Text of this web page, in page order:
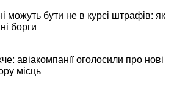
можуть бути не в курсі штрафів: як
борги
авіакомпанії оголосили про нові
місць